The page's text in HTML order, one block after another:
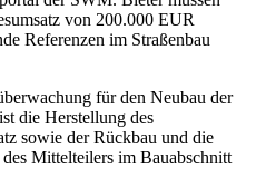
von 200.000 EUR
Referenzen im Straßenbau
für den Neubau der
die Herstellung des
sowie der Rückbau und die
Mittelteilers im Bauabschnitt